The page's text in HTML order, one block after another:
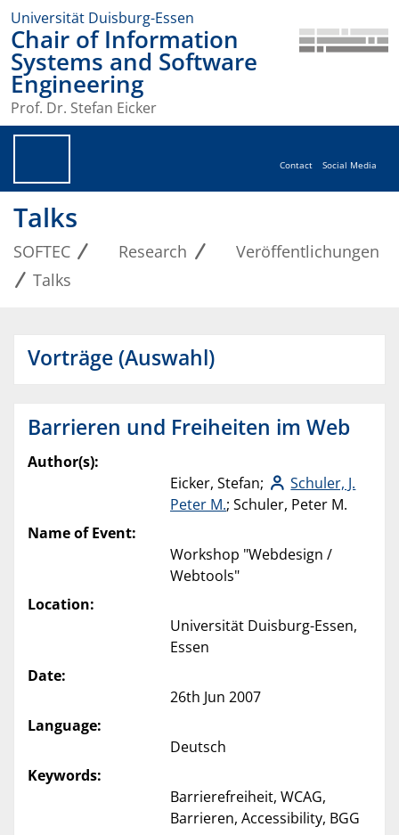
Universität Duisburg-Essen
Chair of Information
Systems and Software
Engineering
Prof. Dr. Stefan Eicker
Contact Social Media
Talks
SOFTEC Research
Veröffentlichungen
Talks
Vorträge (Auswahl)
Barrieren und Freiheiten im Web
Author(s):
Eicker, Stefan;
Schuler, J.
Peter M.; Schuler, Peter M.
Name of Event:
Workshop "Webdesign /
Webtools"
Location:
Universität Duisburg-Essen,
Essen
Date:
26th Jun 2007
Language:
Deutsch
Keywords:
Barrierefreiheit, WCAG,
Barrieren, Accessibility, BGG